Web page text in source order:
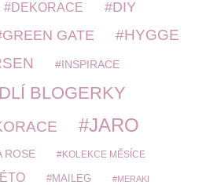
DEKORACE DIY
GREEN GATE HYGGE
INSPIRACE
BLOGERKY
JARO
ROSE KOLEKCE MĚSÍCE
MAILEG MERAKI